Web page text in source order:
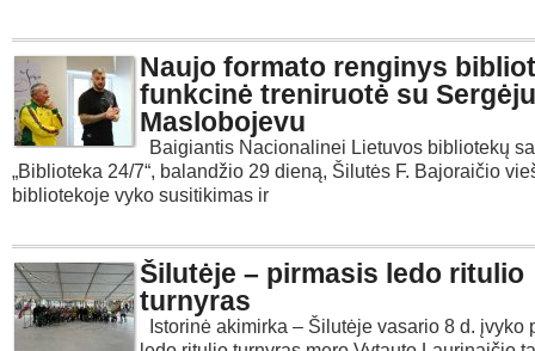
Naujo formato renginys
funkcinė treniruotė su
Maslobojevu
Baigiantis Nacionalinei Lietuvos bibliotekų
„Biblioteka 24/7“, balandžio 29 dieną, Šilutės F. Bajoraičio
bibliotekoje vyko susitikimas ir
Šilutėje – pirmasis ledo ritulio
turnyras
Istorinė akimirka – Šilutėje vasario 8 d. įvyko